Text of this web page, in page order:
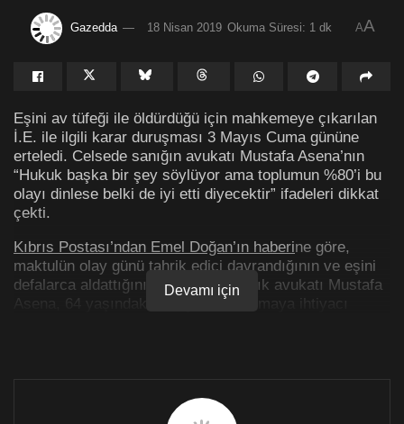
Gazedda 18 Nisan 2019 Okuma Süresi: 1 dk AA
Eşini av tüfeği ile öldürdüğü için mahkemeye çıkarılan
İ.E. ile ilgili karar duruşması 3 Mayıs Cuma gününe
erteledi. Celsede sanığın avukatı Mustafa Asena’nın
“Hukuk başka bir şey söylüyor ama toplumun %80’i bu
olayı dinlese belki de iyi etti diyecektir” ifadeleri dikkat
çekti.
Kıbrıs Postası’ndan Emel Doğan’ın haberine göre,
maktulün olay günü tahrik edici davrandığının ve eşini
defalarca aldattığının iddia eden sanık avukatı Mustafa
Asena, 64 yaşındaki sanığın ıslah olmaya ihtiyacı
Haberin tamamını okumak için tıklayın
Devamı için